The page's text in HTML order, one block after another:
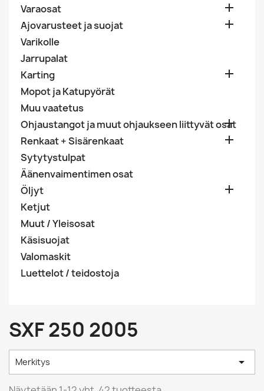
Varaosat

Ajovarusteet ja suojat 
Varikolle
Jarrupalat
Karting

Mopot ja Katupyörät
Muu vaatetus
Ohjaustangot ja muut ohjaukseen liittyvät osat

Renkaat + Sisärenkaat 
Sytytystulpat
Äänenvaimentimen osat
Öljyt

Ketjut
Muut / Yleisosat
Käsisuojat
Valomaskit
Luettelot / teidostoja
SXF 250 2005
Merkitys 